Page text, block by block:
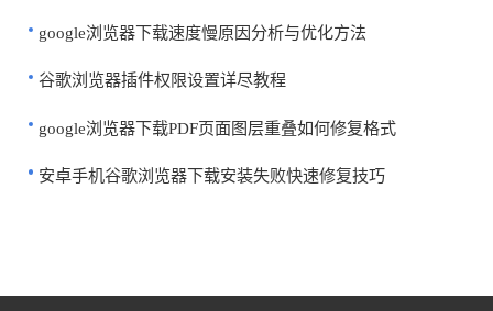
google浏览器下载速度慢原因分析与优化方法
谷歌浏览器插件权限设置详尽教程
google浏览器下载PDF页面图层重叠如何修复格式
安卓手机谷歌浏览器下载安装失败快速修复技巧